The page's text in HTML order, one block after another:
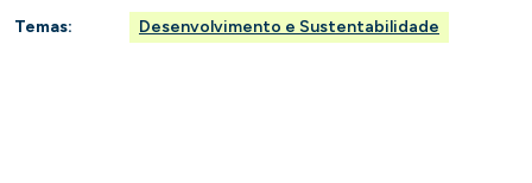
Temas: Desenvolvimento e Sustentabilidade